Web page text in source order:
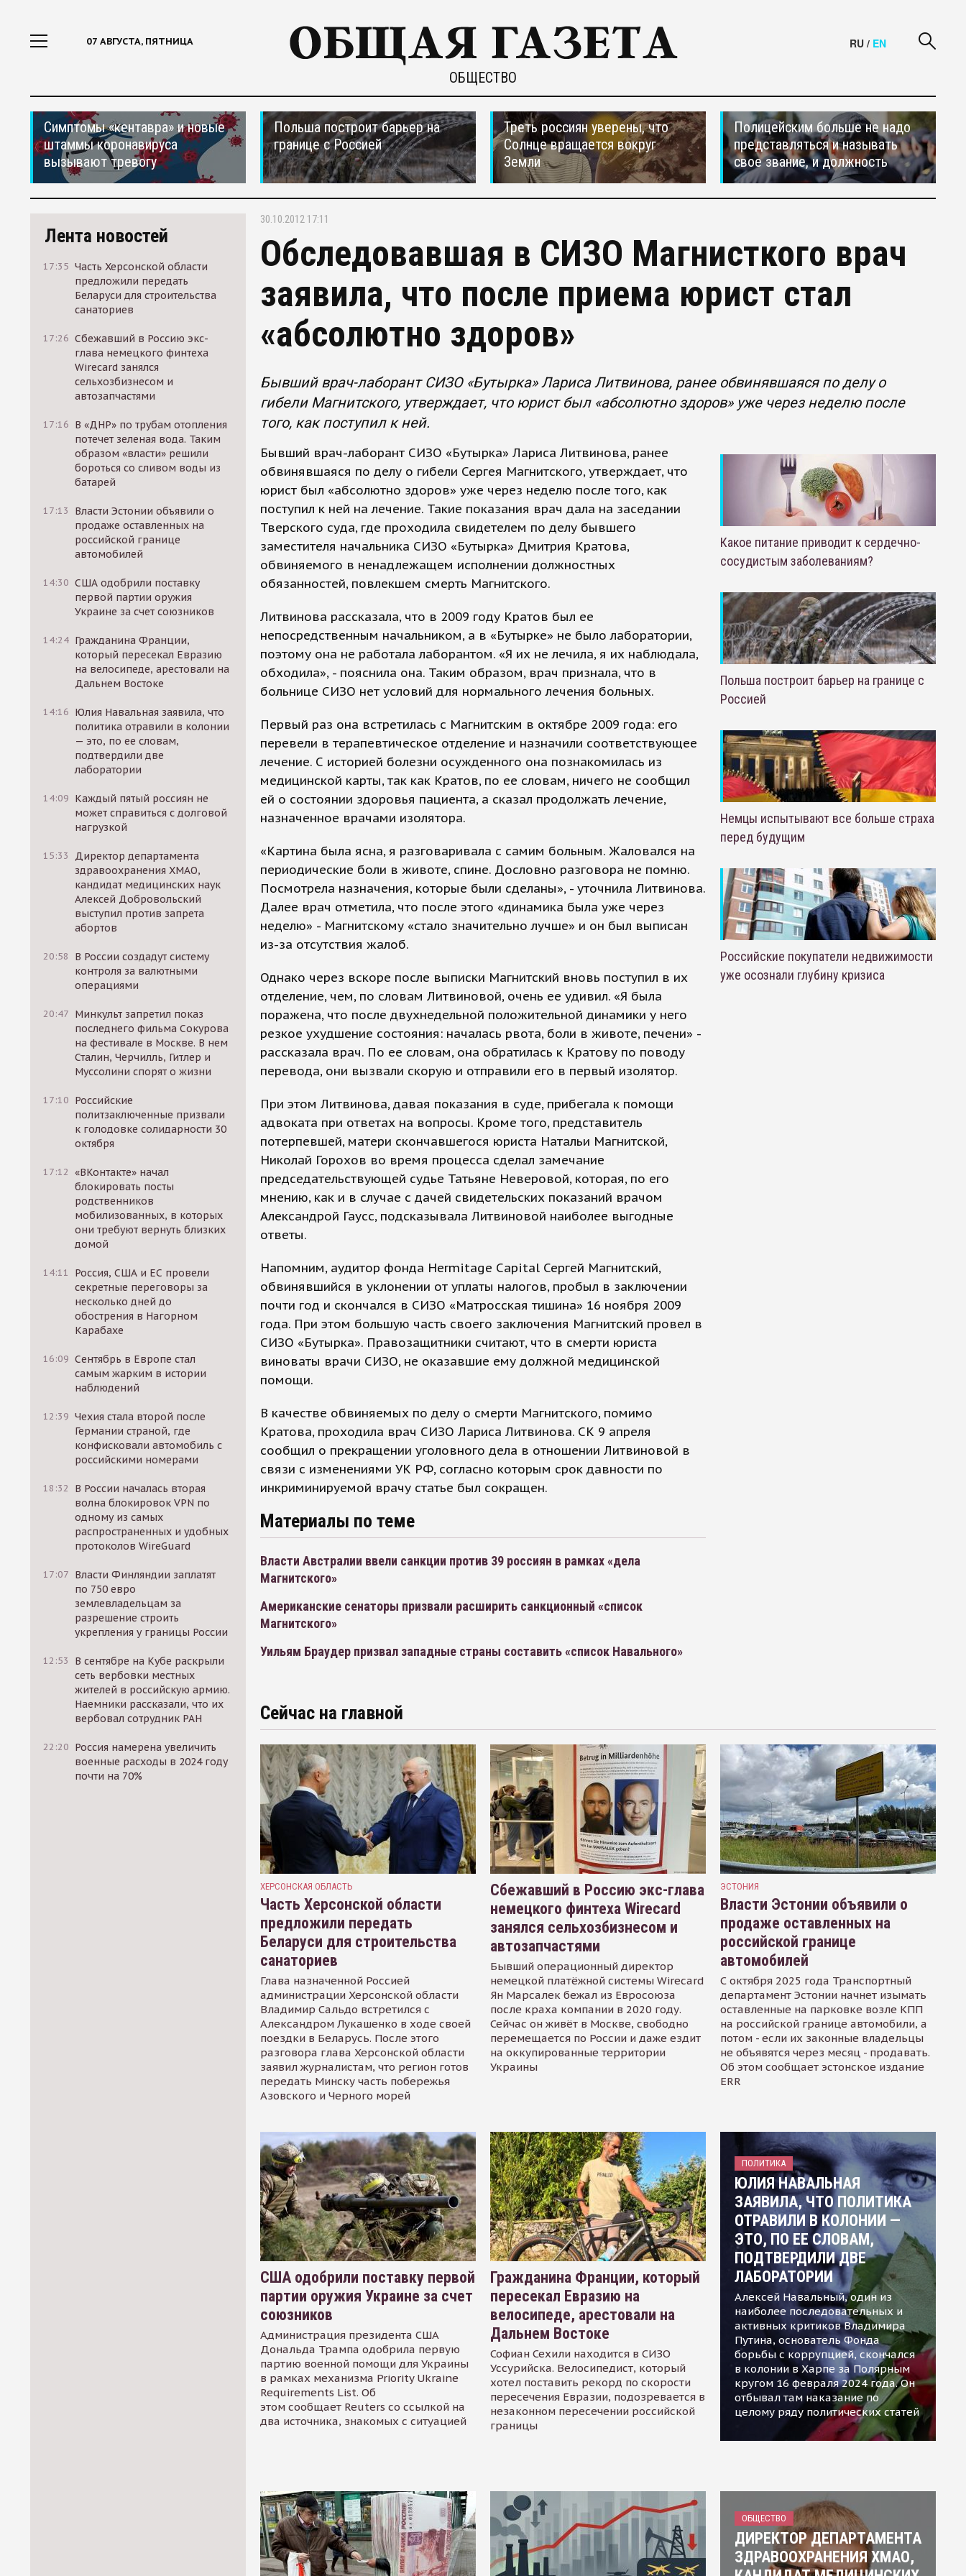
07 АВГУСТА, ПЯТНИЦА
ОБЩЕСТВО
RU / EN
Симптомы «кентавра» и новые
штаммы коронавируса
вызывают тревогу
Польша построит барьер на
границе с Россией
Треть россиян уверены, что
Солнце вращается вокруг
Земли
Полицейским больше не надо
представляться и называть
свое звание, и должность
Лента новостей
17:35 Часть Херсонской области
предложили передать
Беларуси для строительства
санаториев
17:26 Сбежавший в Россию экс-
глава немецкого финтеха
Wirecard занялся
сельхозбизнесом и
автозапчастями
17:16 В «ДНР» по трубам отопления
потечет зеленая вода. Таким
образом «власти» решили
бороться со сливом воды из
батарей
17:13
Власти Эстонии объявили о
продаже оставленных на
российской границе
автомобилей
14:30 США одобрили поставку
первой партии оружия
Украине за счет союзников
14:24 Гражданина Франции,
который пересекал Евразию
на велосипеде, арестовали на
Дальнем Востоке
14:16 Юлия Навальная заявила, что
политика отравили в колонии
— это, по ее словам,
подтвердили две
лаборатории
14:09 Каждый пятый россиян не
может справиться с долговой
нагрузкой
15:33
Директор департамента
здравоохранения ХМАО,
кандидат медицинских наук
Алексей Добровольский
выступил против запрета
абортов
20:58
В России создадут систему
контроля за валютными
операциями
20:47 Минкульт запретил показ
последнего фильма Сокурова
на фестивале в Москве. В нем
Сталин, Черчилль, Гитлер и
Муссолини спорят о жизни
17:10 Российские
политзаключенные призвали
к голодовке солидарности 30
октября
17:12 «ВКонтакте» начал
блокировать посты
родственников
мобилизованных, в которых
они требуют вернуть близких
домой
14:11
Россия, США и ЕС провели
секретные переговоры за
несколько дней до
обострения в Нагорном
Карабахе
16:09 Сентябрь в Европе стал
самым жарким в истории
наблюдений
12:39 Чехия стала второй после
Германии страной, где
конфисковали автомобиль с
российскими номерами
18:32
В России началась вторая
волна блокировок VPN по
одному из самых
распространенных и удобных
протоколов WireGuard
17:07 Власти Финляндии заплатят
по 750 евро
землевладельцам за
разрешение строить
укрепления у границы России
12:53
В сентябре на Кубе раскрыли
сеть вербовки местных
жителей в российскую армию.
Наемники рассказали, что их
вербовал сотрудник РАН
22:20 Россия намерена увеличить
военные расходы в 2024 году
почти на 70%
30.10.2012 17:11
Обследовавшая в СИЗО Магнисткого врач
заявила, что после приема юрист стал
«абсолютно здоров»
Бывший врач-лаборант СИЗО «Бутырка» Лариса Литвинова, ранее обвинявшаяся по делу о
гибели Магнитского, утверждает, что юрист был «абсолютно здоров» уже через неделю после
того, как поступил к ней.
Бывший врач-лаборант СИЗО «Бутырка» Лариса Литвинова, ранее
обвинявшаяся по делу о гибели Сергея Магнитского, утверждает, что
юрист был «абсолютно здоров» уже через неделю после того, как
поступил к ней на лечение. Такие показания врач дала на заседании
Тверского суда, где проходила свидетелем по делу бывшего
заместителя начальника СИЗО «Бутырка» Дмитрия Кратова,
обвиняемого в ненадлежащем исполнении должностных
обязанностей, повлекшем смерть Магнитского.
Литвинова рассказала, что в 2009 году Кратов был ее
непосредственным начальником, а в «Бутырке» не было лаборатории,
поэтому она не работала лаборантом. «Я их не лечила, я их наблюдала,
обходила», - пояснила она. Таким образом, врач признала, что в
больнице СИЗО нет условий для нормального лечения больных.
Первый раз она встретилась с Магнитским в октябре 2009 года: его
перевели в терапевтическое отделение и назначили соответствующее
лечение. С историей болезни осужденного она познакомилась из
медицинской карты, так как Кратов, по ее словам, ничего не сообщил
ей о состоянии здоровья пациента, а сказал продолжать лечение,
назначенное врачами изолятора.
«Картина была ясна, я разговаривала с самим больным. Жаловался на
периодические боли в животе, спине. Дословно разговора не помню.
Посмотрела назначения, которые были сделаны», - уточнила Литвинова.
Далее врач отметила, что после этого «динамика была уже через
неделю» - Магнитскому «стало значительно лучше» и он был выписан
из-за отсутствия жалоб.
Однако через вскоре после выписки Магнитский вновь поступил в их
отделение, чем, по словам Литвиновой, очень ее удивил. «Я была
поражена, что после двухнедельной положительной динамики у него
резкое ухудшение состояния: началась рвота, боли в животе, печени» -
рассказала врач. По ее словам, она обратилась к Кратову по поводу
перевода, они вызвали скорую и отправили его в первый изолятор.
При этом Литвинова, давая показания в суде, прибегала к помощи
адвоката при ответах на вопросы. Кроме того, представитель
потерпевшей, матери скончавшегося юриста Натальи Магнитской,
Николай Горохов во время процесса сделал замечание
председательствующей судье Татьяне Неверовой, которая, по его
мнению, как и в случае с дачей свидетельских показаний врачом
Александрой Гаусс, подсказывала Литвиновой наиболее выгодные
ответы.
Напомним, аудитор фонда Hermitage Capital Сергей Магнитский,
обвинявшийся в уклонении от уплаты налогов, пробыл в заключении
почти год и скончался в СИЗО «Матросская тишина» 16 ноября 2009
года. При этом большую часть своего заключения Магнитский провел в
СИЗО «Бутырка». Правозащитники считают, что в смерти юриста
виноваты врачи СИЗО, не оказавшие ему должной медицинской
помощи.
В качестве обвиняемых по делу о смерти Магнитского, помимо
Кратова, проходила врач СИЗО Лариса Литвинова. СК 9 апреля
сообщил о прекращении уголовного дела в отношении Литвиновой в
связи с изменениями УК РФ, согласно которым срок давности по
инкриминируемой врачу статье был сокращен.
Материалы по теме
Власти Австралии ввели санкции против 39 россиян в рамках «дела
Магнитского»
Американские сенаторы призвали расширить санкционный «список
Магнитского»
Уильям Браудер призвал западные страны составить «список Навального»
Какое питание приводит к сердечно-
сосудистым заболеваниям?
Польша построит барьер на границе с
Россией
Немцы испытывают все больше страха
перед будущим
Российские покупатели недвижимости
уже осознали глубину кризиса
Сейчас на главной
ХЕРСОНСКАЯ ОБЛАСТЬ
Часть Херсонской области
предложили передать
Беларуси для строительства
санаториев
Глава назначенной Россией
администрации Херсонской области
Владимир Сальдо встретился с
Александром Лукашенко в ходе своей
поездки в Беларусь. После этого
разговора глава Херсонской области
заявил журналистам, что регион готов
передать Минску часть побережья
Азовского и Черного морей
Сбежавший в Россию экс-глава
немецкого финтеха Wirecard
занялся сельхозбизнесом и
автозапчастями
Бывший операционный директор
немецкой платёжной системы Wirecard
Ян Марсалек бежал из Евросоюза
после краха компании в 2020 году.
Сейчас он живёт в Москве, свободно
перемещается по России и даже ездит
на оккупированные территории
Украины
ЭСТОНИЯ
Власти Эстонии объявили о
продаже оставленных на
российской границе
автомобилей
С октября 2025 года Транспортный
департамент Эстонии начнет изымать
оставленные на парковке возле КПП
на российской границе автомобили, а
потом - если их законные владельцы
не объявятся через месяц - продавать.
Об этом сообщает эстонское издание
ERR
США одобрили поставку первой
партии оружия Украине за счет
союзников
Администрация президента США
Дональда Трампа одобрила первую
партию военной помощи для Украины
в рамках механизма Priority Ukraine
Requirements List. Об
этом сообщает Reuters со ссылкой на
два источника, знакомых с ситуацией
Гражданина Франции, который
пересекал Евразию на
велосипеде, арестовали на
Дальнем Востоке
Софиан Сехили находится в СИЗО
Уссурийска. Велосипедист, который
хотел поставить рекорд по скорости
пересечения Евразии, подозревается в
незаконном пересечении российской
границы
ПОЛИТИКА
ЮЛИЯ НАВАЛЬНАЯ
ЗАЯВИЛА, ЧТО ПОЛИТИКА
ОТРАВИЛИ В КОЛОНИИ —
ЭТО, ПО ЕЕ СЛОВАМ,
ПОДТВЕРДИЛИ ДВЕ
ЛАБОРАТОРИИ
Алексей Навальный, один из
наиболее последовательных и
активных критиков Владимира
Путина, основатель Фонда
борьбы с коррупцией, скончался
в колонии в Харпе за Полярным
кругом 16 февраля 2024 года. Он
отбывал там наказание по
целому ряду политических статей
ОБЩЕСТВО
ДИРЕКТОР ДЕПАРТАМЕНТА
ЗДРАВООХРАНЕНИЯ ХМАО,